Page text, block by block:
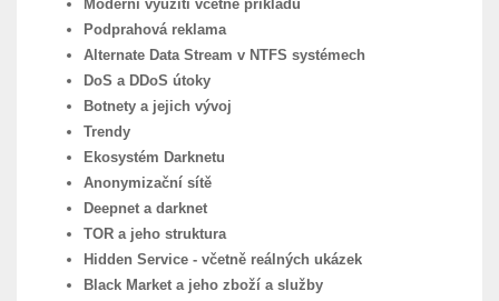
Moderní využití včetně příkladů
Podprahová reklama
Alternate Data Stream v NTFS systémech
DoS a DDoS útoky
Botnety a jejich vývoj
Trendy
Ekosystém Darknetu
Anonymizační sítě
Deepnet a darknet
TOR a jeho struktura
Hidden Service - včetně reálných ukázek
Black Market a jeho zboží a služby